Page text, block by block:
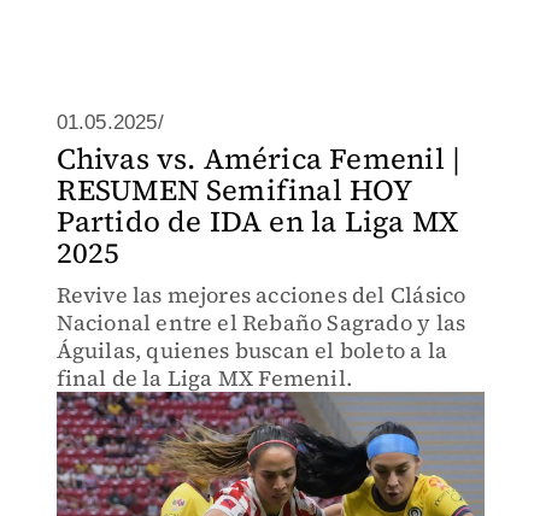
01.05.2025/
Chivas vs. América Femenil |
RESUMEN Semifinal HOY
Partido de IDA en la Liga MX
2025
Revive las mejores acciones del Clásico
Nacional entre el Rebaño Sagrado y las
Águilas, quienes buscan el boleto a la
final de la Liga MX Femenil.